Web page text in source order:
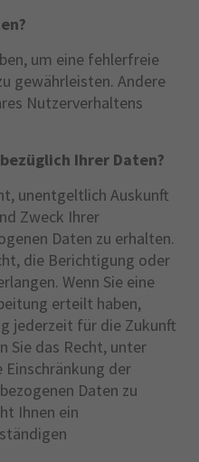
um eine fehlerfreie
gewährleisten. Andere
Nutzerverhaltens
Ihrer Daten?
unentgeltlich Auskunft
Zweck Ihrer
Daten zu erhalten.
die Berichtigung oder
Wenn Sie eine
erteilt haben,
jederzeit für die Zukunft
Sie das Recht, unter
der
Daten zu
Ihnen ein